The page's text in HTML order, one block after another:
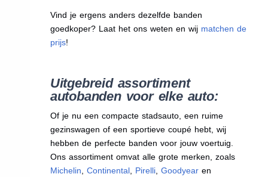
Vind je ergens anders dezelfde banden
goedkoper? Laat het ons weten en wij matchen de
prijs!
Uitgebreid assortiment
autobanden voor elke auto:
Of je nu een compacte stadsauto, een ruime
gezinswagen of een sportieve coupé hebt, wij
hebben de perfecte banden voor jouw voertuig.
Ons assortiment omvat alle grote merken, zoals
Michelin, Continental, Pirelli, Goodyearen